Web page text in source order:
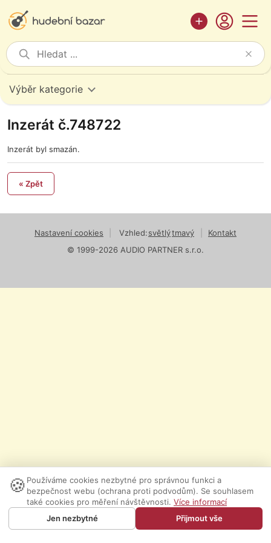
Výběr kategorie
Inzerát č.748722
Inzerát byl smazán.
« Zpět
Nastavení cookies Vzhled:světlýtmavý
Kontakt
© 1999-2026 AUDIO PARTNER s.r.o.
🍪 Používáme cookies nezbytné pro správnou funkci a
bezpečnost webu (ochrana proti podvodům). Se souhlasem
také cookies pro měření návštěvnosti. Více informací
Jen nezbytné
Přijmout vše